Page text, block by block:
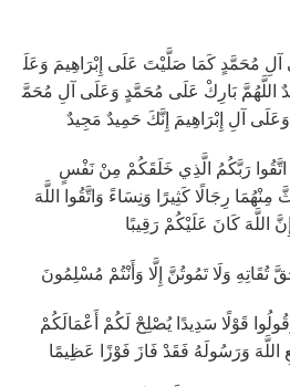
مُحَمَّدٍ كَمَا صَلَّيْتَ عَلَى إِبْرَاهِيمَ وَعَلَ
اللَّهُمَّ بَارِكْ عَلَى مُحَمَّدٍ وَعَلَى آلِ مُحَمَّ
اتَّقُوا رَبَّكُمُ الَّذِي خَلَقَكُمْ مِنْ نَفْسٍ
رِجَالًا كَثِيرًا وَنِسَاءً وَاتَّقُوا اللَّهَ
اللَّهَ كَانَ عَلَيْكُمْ رَقِيبًا
حَقَّ تُقَاتِهِ وَلَا تَمُوتُنَّ إِلَّا وَأَنْتُمْ مُسْلِمُونَ
وَقُولُوا قَوْلًا سَدِيدًا يُصْلِحْ لَكُمْ أَعْمَالَكُمْ
وَرَسُولَهُ فَقَدْ فَازَ فَوْزًا عَظِيمًا